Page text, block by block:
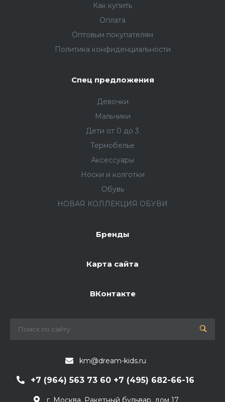
Как купить
Оплата
Оптовым покупателям
Политика конфиденциальности
Спец предложения
Девочки
Мальчики
Дети от 0 до 3
Термобелье
Аксессуары
Носки и колготки
Обувь
НОВАЯ КОЛЛЕКЦИЯ ОБУВИ
Бренды
Карта сайта
ВКонтакте
km@dream-kids.ru
+7 (964) 563 73 60 +7 (495) 682-66-16
г. Москва, Ракетный бульвар, дом 17